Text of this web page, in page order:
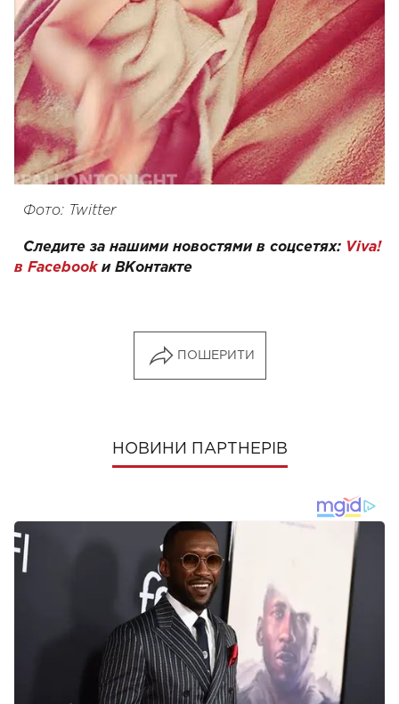
Фото: Twitter
Следите за нашими новостями в соцсетях: Viva!
в Facebookи ВКонтакте
ПОШЕРИТИ
НОВИНИ ПАРТНЕРІВ